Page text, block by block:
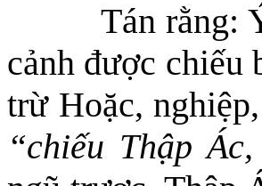
Tán rằng:
cảnh được chiếu
trừ Hoặc,
“chiếu Thập Ác,